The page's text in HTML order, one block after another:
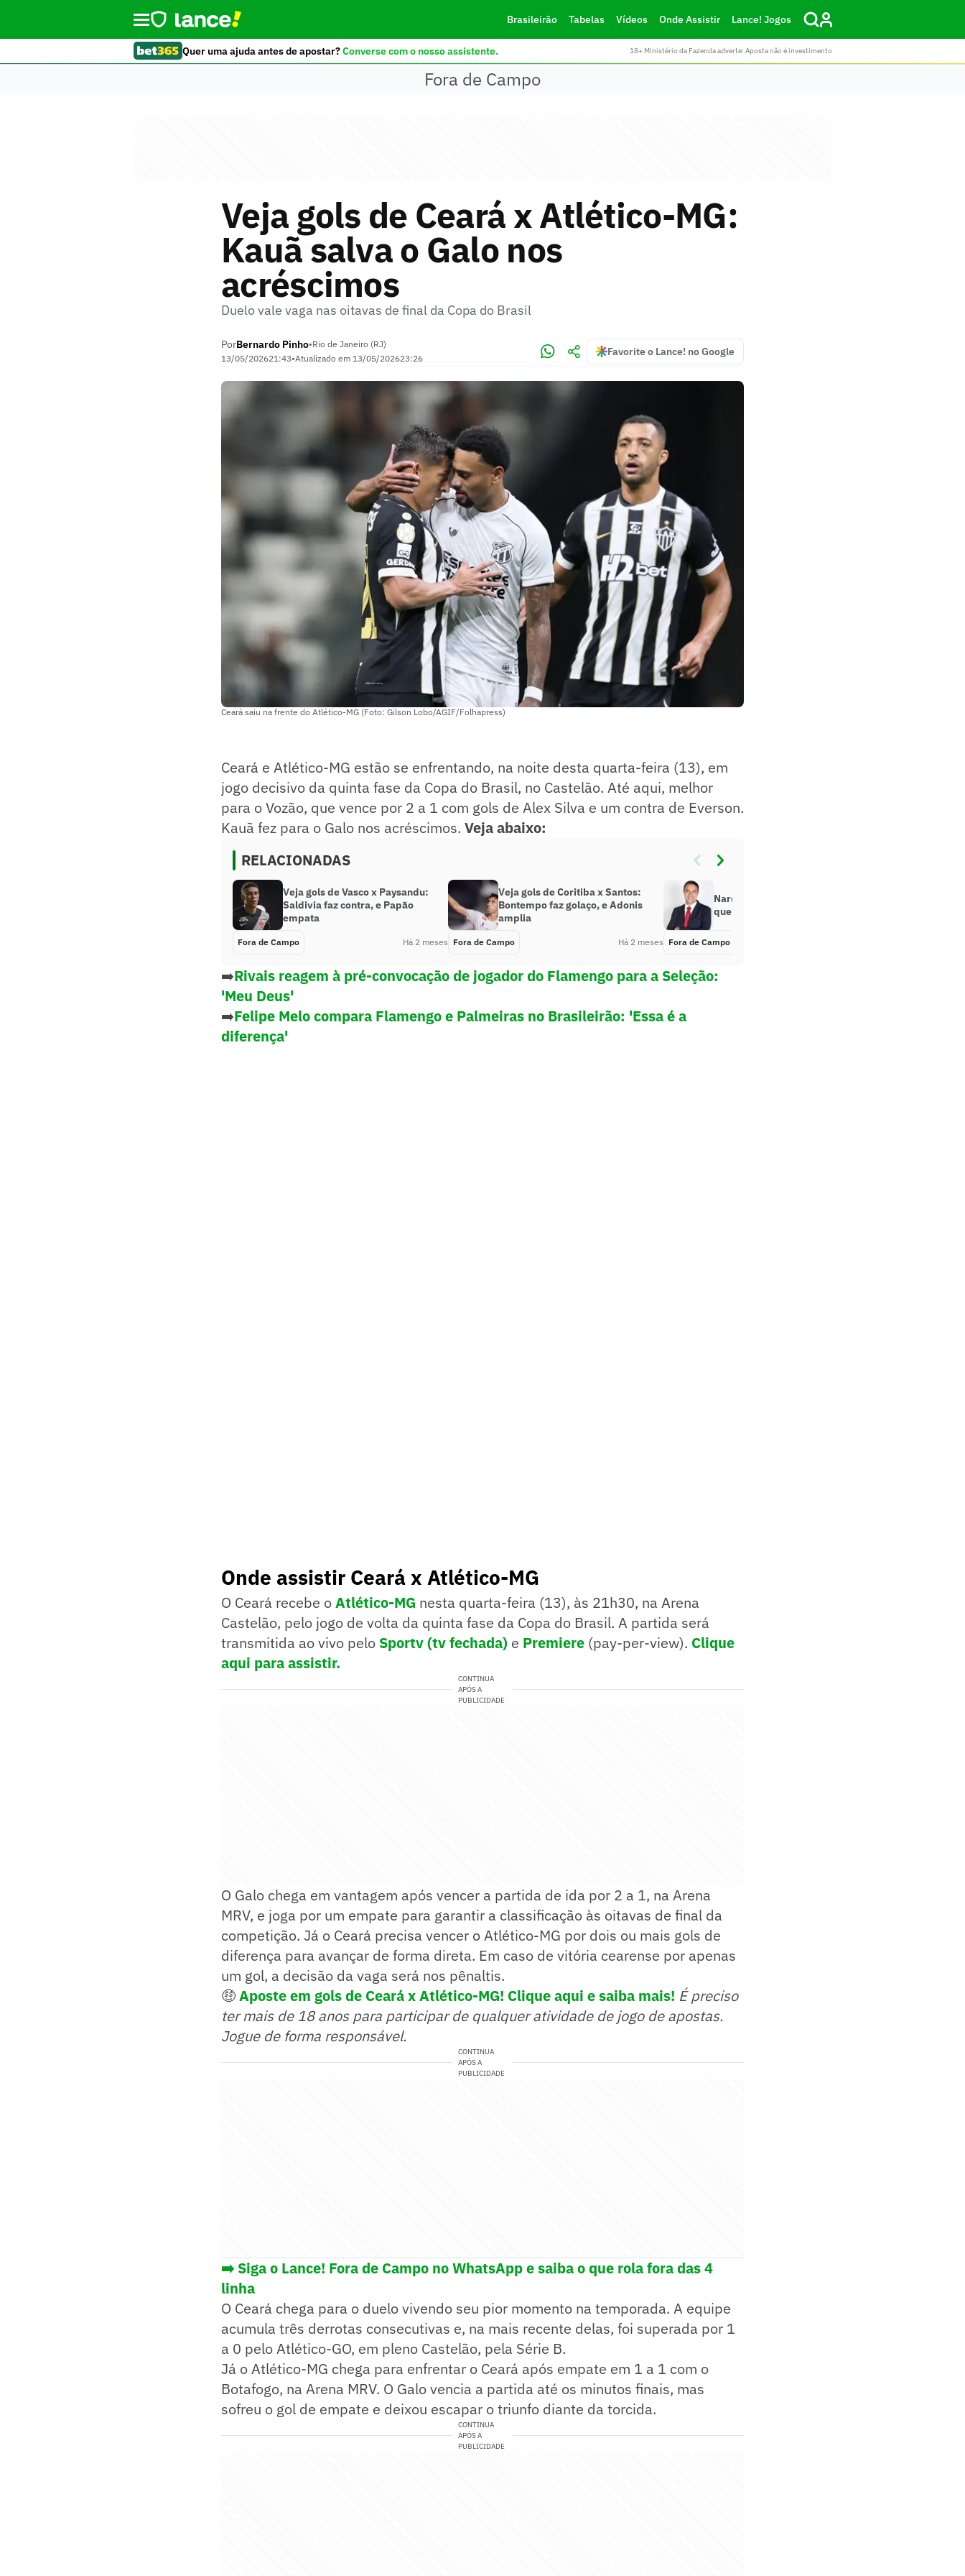
Brasileirão Tabelas Vídeos Onde Assistir Lance! Jogos
Quer uma ajuda antes de apostar?Converse com o nosso assistente. 18+ Ministério da Fazenda adverte: Aposta não é investimento
Fora de Campo
Veja gols de Ceará x Atlético-MG:
Kauã salva o Galo nos
acréscimos
Duelo vale vaga nas oitavas de final da Copa do Brasil
PorBernardo Pinho•Rio de Janeiro (RJ)
13/05/202621:43•Atualizado em 13/05/202623:26
Favorite o Lance! no Google
Ceará saiu na frente do Atlético-MG (Foto: Gilson Lobo/AGIF/Folhapress)
Ceará e Atlético-MG estão se enfrentando, na noite desta quarta-feira (13), em
jogo decisivo da quinta fase da Copa do Brasil, no Castelão. Até aqui, melhor
para o Vozão, que vence por 2 a 1 com gols de Alex Silva e um contra de Everson.
Kauã fez para o Galo nos acréscimos. Veja abaixo:
RELACIONADAS
Veja gols de Vasco x Paysandu:
Saldivia faz contra, e Papão
empata
Fora de Campo Há 2 meses
Veja gols de Coritiba x Santos:
Bontempo faz golaço, e Adonis
amplia
Fora de Campo Há 2 meses
Nardini estreia na CazéTV em jogo
que pode dar o título ao PSG
Fora de Campo
➡️Rivais reagem à pré-convocação de jogador do Flamengo para a Seleção:
'Meu Deus'
➡️Felipe Melo compara Flamengo e Palmeiras no Brasileirão: 'Essa é a
diferença'
Onde assistir Ceará x Atlético-MG
O Ceará recebe oAtlético-MG nesta quarta-feira (13), às 21h30, na Arena
Castelão, pelo jogo de volta da quinta fase da Copa do Brasil. A partida será
transmitida ao vivo pelo Sportv (tv fechada) e Premiere (pay-per-view). Clique
aqui para assistir.
CONTINUA
APÓS A
PUBLICIDADE
O Galo chega em vantagem após vencer a partida de ida por 2 a 1, na Arena
MRV, e joga por um empate para garantir a classificação às oitavas de final da
competição. Já o Ceará precisa vencer o Atlético-MG por dois ou mais gols de
diferença para avançar de forma direta. Em caso de vitória cearense por apenas
um gol, a decisão da vaga será nos pênaltis.
🤑Aposte em gols de Ceará x Atlético-MG! Clique aqui e saiba mais! É preciso
ter mais de 18 anos para participar de qualquer atividade de jogo de apostas.
Jogue de forma responsável.
CONTINUA
APÓS A
PUBLICIDADE
➡️ Siga o Lance! Fora de Campo no WhatsApp e saiba o que rola fora das 4
linha
O Ceará chega para o duelo vivendo seu pior momento na temporada. A equipe
acumula três derrotas consecutivas e, na mais recente delas, foi superada por 1
a 0 pelo Atlético-GO, em pleno Castelão, pela Série B.
Já o Atlético-MG chega para enfrentar o Ceará após empate em 1 a 1 com o
Botafogo, na Arena MRV. O Galo vencia a partida até os minutos finais, mas
sofreu o gol de empate e deixou escapar o triunfo diante da torcida.
CONTINUA
APÓS A
PUBLICIDADE